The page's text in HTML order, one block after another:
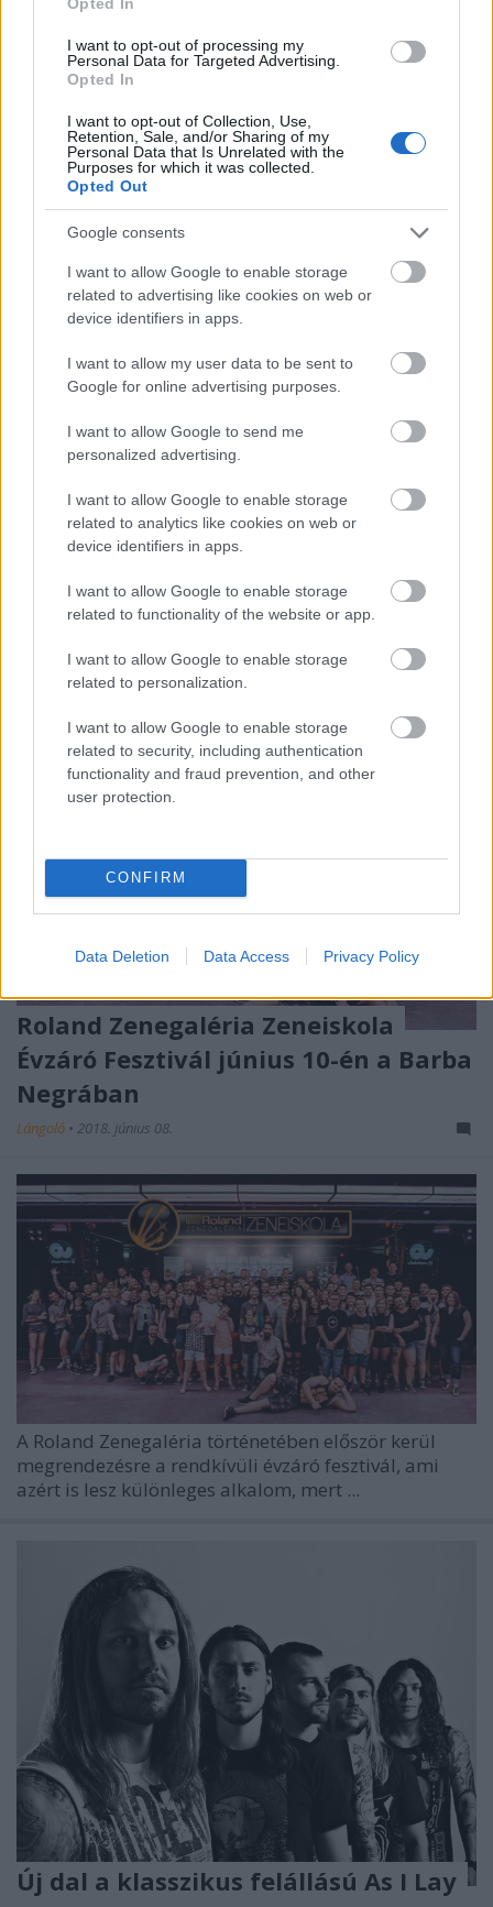
I want to opt-out of processing my
Personal Data for Targeted Advertising.
Opted In
I want to opt-out of Collection, Use,
Retention, Sale, and/or Sharing of my
Personal Data that Is Unrelated with the
Purposes for which it was collected.
Opted Out
Google consents
I want to allow Google to enable storage
related to advertising like cookies on web or
device identifiers in apps.
I want to allow my user data to be sent to
Google for online advertising purposes.
I want to allow Google to send me
personalized advertising.
I want to allow Google to enable storage
related to analytics like cookies on web or
device identifiers in apps.
I want to allow Google to enable storage
related to functionality of the website or app.
I want to allow Google to enable storage
related to personalization.
I want to allow Google to enable storage
related to security, including authentication
functionality and fraud prevention, and other
user protection.
CONFIRM
Data Deletion Data Access Privacy Policy
Lola dalról dalra mondja el, hogy mit
kell tudni az új EP-jéről
•2018. június 08.
Megjelent Lola első EP-je a Tom Tom kiadó
gondozásában Te kellesz címmel ami az ősszel
érkező negyedik album előfutára.Az énekesnő idén
Roland Zenegaléria Zeneiskola
Évzáró Fesztivál június 10-én a Barba
Negrában
Lángoló • 2018. június 08.
A Roland Zenegaléria történetében először kerül
megrendezésre a rendkívüli évzáró fesztivál, ami
azért is lesz különleges alkalom, mert ...
Új dal a klasszikus felállású As I Lay